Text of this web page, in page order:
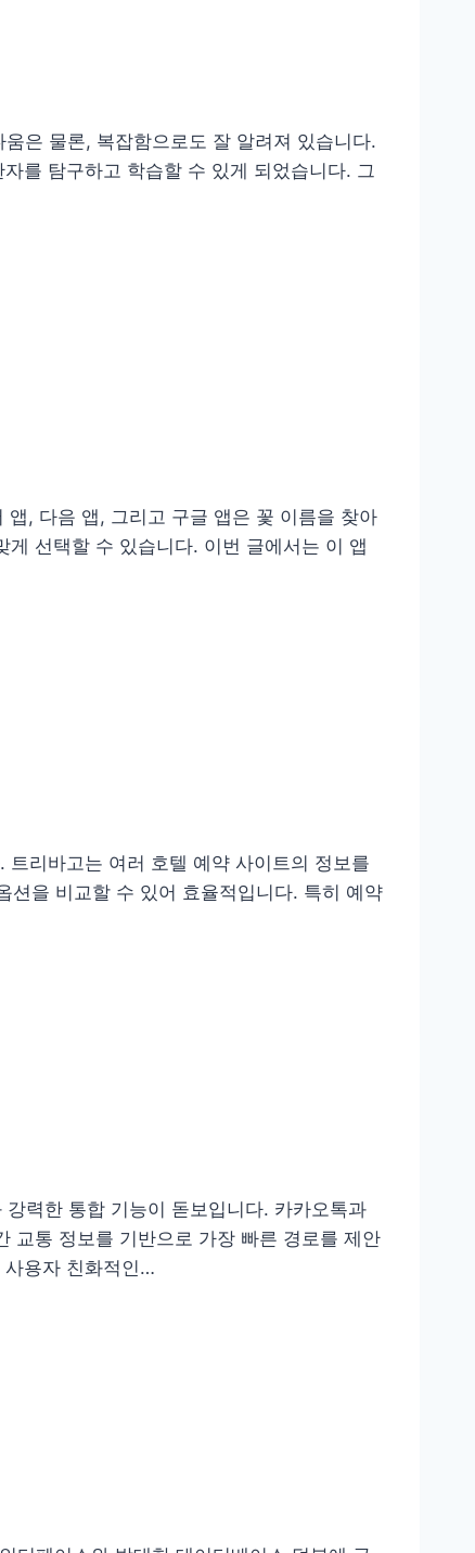
은 물론, 복잡함으로도 잘 알려져 있습니다.
를 탐구하고 학습할 수 있게 되었습니다. 그
, 다음 앱, 그리고 구글 앱은 꽃 이름을 찾아
선택할 수 있습니다. 이번 글에서는 이 앱
리바고는 여러 호텔 예약 사이트의 정보를
션을 비교할 수 있어 효율적입니다. 특히 예약
력한 통합 기능이 돋보입니다. 카카오톡과
교통 정보를 기반으로 가장 빠른 경로를 제안
사용자 친화적인…